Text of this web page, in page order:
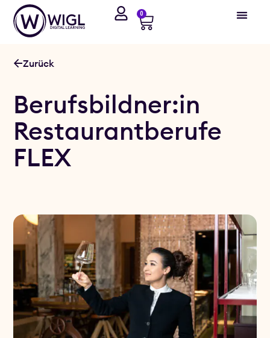
0
Zurück
Berufsbildner:in
Restaurantberufe
FLEX